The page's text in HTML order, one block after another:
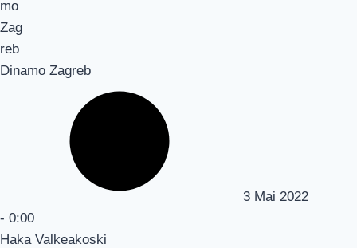
Dinamo Zagreb
3 Mai 2022
- 0:00
Haka Valkeakoski